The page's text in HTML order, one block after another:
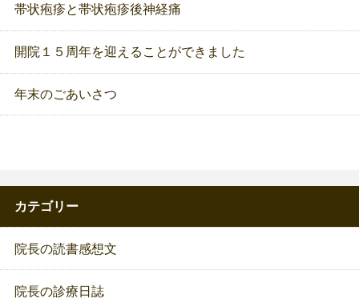
帯状疱疹と帯状疱疹後神経痛
開院１５周年を迎えることができました
年末のごあいさつ
カテゴリー
院長の読書感想文
院長の診療日誌